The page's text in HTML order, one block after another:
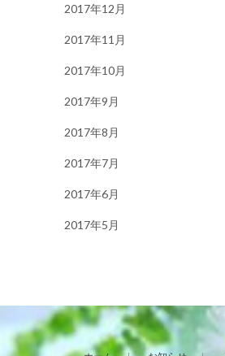
2017年12月
2017年11月
2017年10月
2017年9月
2017年8月
2017年7月
2017年6月
2017年5月